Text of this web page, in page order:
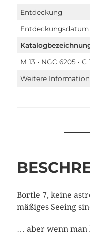
Entdeckung
Entdeckungsdatum
M 13 • NGC 6205 •
Weitere
Bortle 7, keine
mäßiges Seeing
… aber wenn man